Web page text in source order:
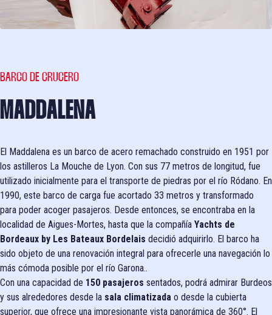
BARCO DE CRUCERO
MADDALENA
El Maddalena es un barco de acero remachado construido en 1951 por
los astilleros La Mouche de Lyon. Con sus 77 metros de longitud, fue
utilizado inicialmente para el transporte de piedras por el río Ródano. En
1990, este barco de carga fue acortado 33 metros y transformado
para poder acoger pasajeros. Desde entonces, se encontraba en la
localidad de Aigues-Mortes, hasta que la compañía Yachts de
Bordeaux by Les Bateaux Bordelais decidió adquirirlo. El barco ha
sido objeto de una renovación integral para ofrecerle una navegación lo
más cómoda posible por el río Garona..
Con una capacidad de 150 pasajeros sentados, podrá admirar Burdeos
y sus alrededores desde la sala climatizada o desde la cubierta
superior, que ofrece una impresionante vista panorámica de 360°. El